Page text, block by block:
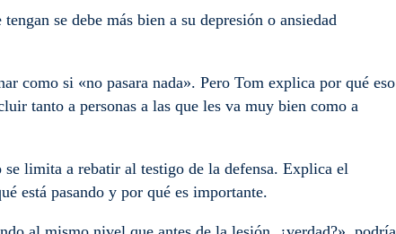
se debe más bien a su depresión o ansiedad
como si «no pasara nada». Pero Tom explica por qué eso
tanto a personas a las que les va muy bien como a
limita a rebatir al testigo de la defensa. Explica el
está pasando y por qué es importante.